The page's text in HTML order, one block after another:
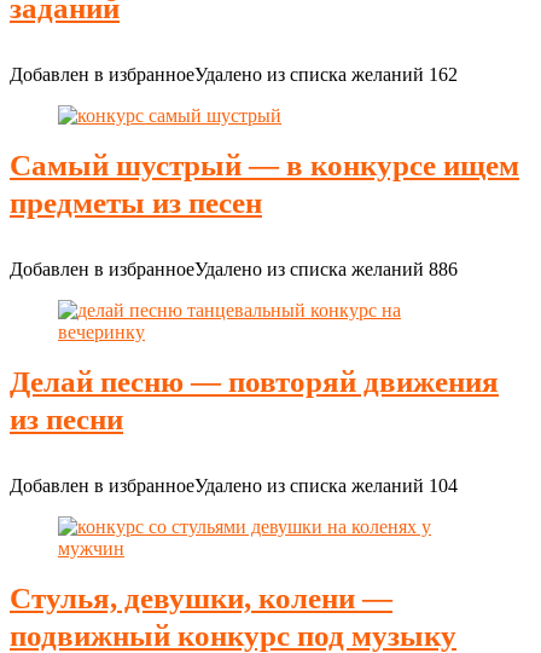
заданий
Добавлен в избранноеУдалено из списка желаний 162
Самый шустрый — в конкурсе ищем
предметы из песен
Добавлен в избранноеУдалено из списка желаний 886
Делай песню — повторяй движения
из песни
Добавлен в избранноеУдалено из списка желаний 104
Стулья, девушки, колени —
подвижный конкурс под музыку